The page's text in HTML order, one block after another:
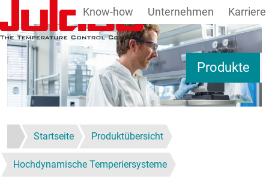
Direkt zum Inhalt
Produkte
Know-how Unternehmen Karriere
Startseite Produktübersicht
Hochdynamische Temperiersysteme